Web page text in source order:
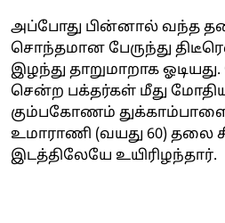
அப்போது பின்னால் வந்த
சொந்தமான பேருந்து
இழந்து தாறுமாறாக
சென்ற பக்தர்கள் மீது
கும்பகோணம்
உமாராணி (வயது 60) தலை
இடத்திலேயே உயிரிழந்தார்.